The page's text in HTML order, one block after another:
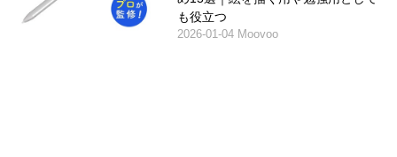
も役立つ
2026-01-04 Moovoo